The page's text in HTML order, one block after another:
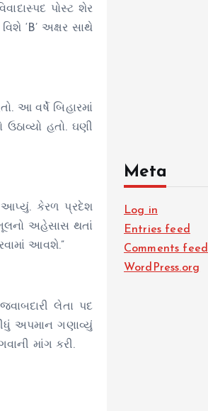
પોસ્ટ શેર
‘B’ અક્ષર સાથે
આ વર્ષે બિહારમાં
હતો. ઘણી
આપ્યું. કેરળ પ્રદેશ
અહેસાસ થતાં
આવશે.”
લેતા પદ
અપમાન ગણાવ્યું
માંગ કરી.
Meta
Log in
Entries feed
Comments feed
WordPress.org